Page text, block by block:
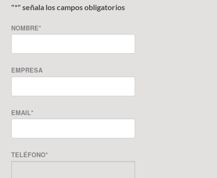
"*" señala los campos obligatorios
NOMBRE*
EMPRESA
EMAIL*
TELÉFONO*